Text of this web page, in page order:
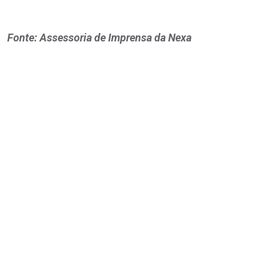
Fonte: Assessoria de Imprensa da Nexa